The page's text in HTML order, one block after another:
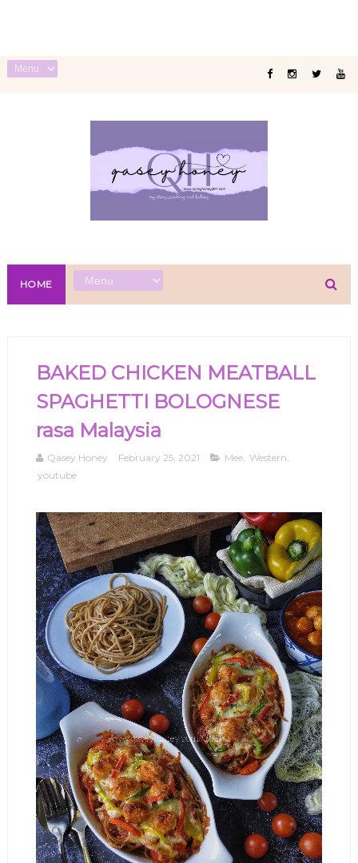
HOME
BAKED CHICKEN MEATBALL
SPAGHETTI BOLOGNESE
rasa Malaysia
Qasey Honey February 25, 2021 Mee, Western
youtube